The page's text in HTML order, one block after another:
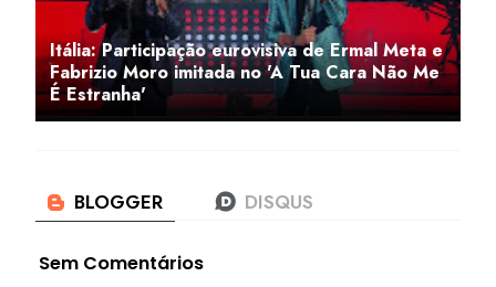
Itália: Participação eurovisiva de Ermal Meta e
Fabrizio Moro imitada no 'A Tua Cara Não Me
É Estranha'
Sem Comentários